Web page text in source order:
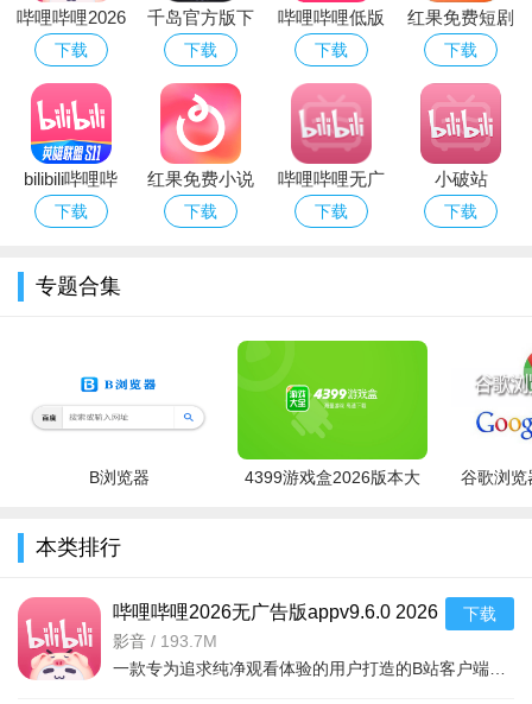
动画区：最多姿多彩的板块，主要内容以各种动漫评论杂
谈，MMD动画，MAD和独立动画短片为主。
游戏区：汇聚各类风格UP主，为你带来丰富多样的游戏视
频！秘籍攻略、精彩集锦，一切应有尽有。
番剧区：以最快、最新、最全的国内外动画，高清画质及流
畅缓冲，成为广大二次元动漫爱好者追番看片的首选。
【等等..这里是？】
致力于ACG等娱乐领域的原创及二创的内容分享，集结精彩
原创音乐、深度专栏、动人相簿、时尚美妆、搞笑日常等海量内
【新番动画】
《辉夜大小姐想让我告白 第二季》《转生成为了只有乙女游
戏破灭Flag的邪恶大小姐》《神之塔》《动物新世代》《邪神与
厨二病少女 第二季》《公主连结》等多部四月热门新番登陆B
哔哩哔哩2026
无广告版app
下载
千岛官方版下
载安装最新版
本2026
下载
哔哩哔哩低版
本app下载
2026最新版
下载
红果免费短剧
app官方正版
下载2026最新
版本
下载
bilibili哔哩哔
哩官方版客户
2026最新版本
下载
红果免费小说
阅读手机app
下载
哔哩哔哩无广
告精简版下载
下载
小破站
APP(哔哩哔
下载
专题合集
B浏览器
4399游戏盒2026版本大
谷歌浏览
本类排行
哔哩哔哩2026无广告版appv9.6.0 2026
手机版
影音 / 193.7M
下载